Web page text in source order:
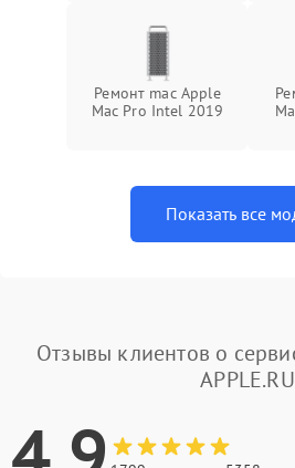
Ремонт mac Apple
Mac Pro Intel 2019
Показать все
Отзывы клиентов о
APPLE.RU